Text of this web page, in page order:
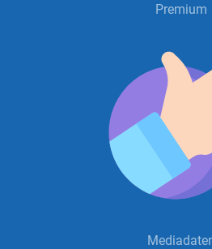
Premium